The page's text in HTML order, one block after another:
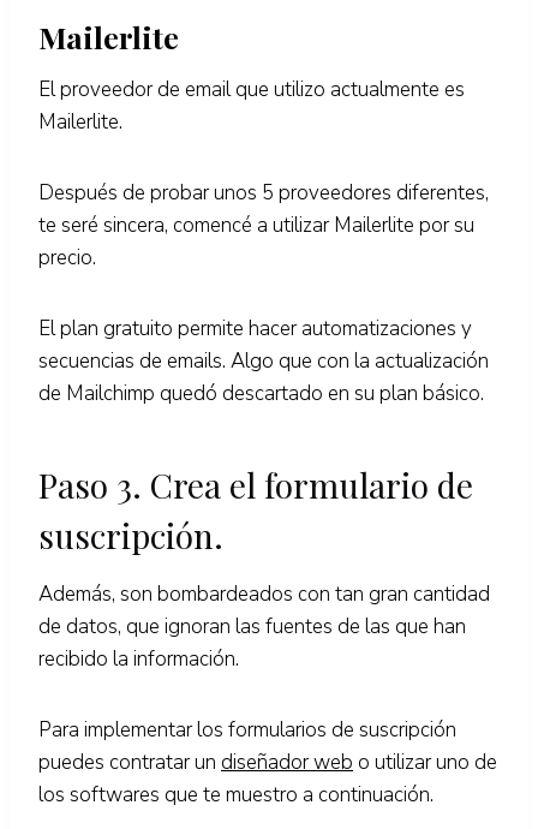
Mailerlite
El proveedor de email que utilizo actualmente es
Mailerlite.
Después de probar unos 5 proveedores diferentes,
te seré sincera, comencé a utilizar Mailerlite por su
precio.
El plan gratuito permite hacer automatizaciones y
secuencias de emails. Algo que con la actualización
de Mailchimp quedó descartado en su plan básico.
Paso 3. Crea el formulario de
suscripción.
Además, son bombardeados con tan gran cantidad
de datos, que ignoran las fuentes de las que han
recibido la información.
Para implementar los formularios de suscripción
puedes contratar un diseñador web o utilizar uno de
los softwares que te muestro a continuación.